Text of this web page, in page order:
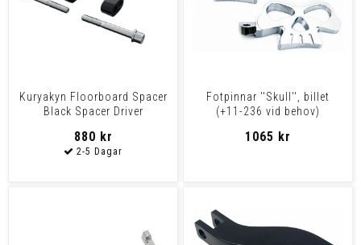
Kuryakyn Floorboard Spacer
Black Spacer Driver
880 kr
Fotpinnar ''Skull'', billet
(+11-236 vid behov)
1065 kr